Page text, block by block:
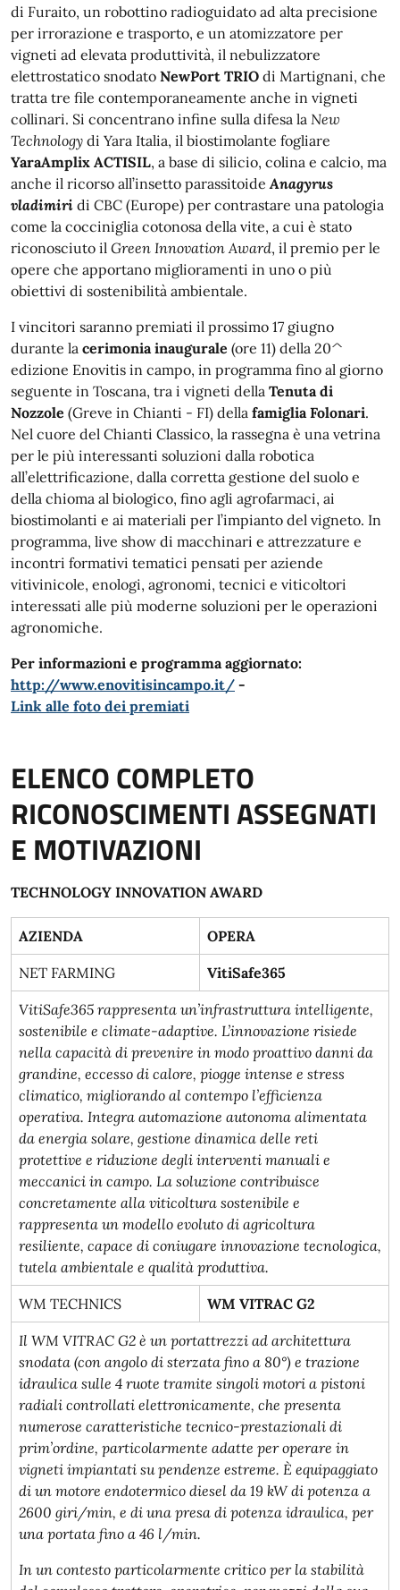
di Furaito, un robottino radioguidato ad alta precisione
per irrorazione e trasporto, e un atomizzatore per
vigneti ad elevata produttività, il nebulizzatore
elettrostatico snodato NewPort TRIO di Martignani, che
tratta tre file contemporaneamente anche in vigneti
collinari. Si concentrano infine sulla difesa la New
Technology di Yara Italia, il biostimolante fogliare
YaraAmplix ACTISIL, a base di silicio, colina e calcio, ma
anche il ricorso all’insetto parassitoideAnagyrus
vladimiri di CBC (Europe) per contrastare una patologia
come la cocciniglia cotonosa della vite, a cui è stato
riconosciuto il Green Innovation Award, il premio per le
opere che apportano miglioramenti in uno o più
obiettivi di sostenibilità ambientale.
I vincitori saranno premiati il prossimo 17 giugno
durante la cerimonia inaugurale (ore 11) della 20^
edizione Enovitis in campo, in programma fino al giorno
seguente in Toscana, tra i vigneti della Tenuta di
Nozzole (Greve in Chianti - FI) della famiglia Folonari.
Nel cuore del Chianti Classico, la rassegna è una vetrina
per le più interessanti soluzioni dalla robotica
all’elettrificazione, dalla corretta gestione del suolo e
della chioma al biologico, fino agli agrofarmaci, ai
biostimolanti e ai materiali per l’impianto del vigneto. In
programma, live show di macchinari e attrezzature e
incontri formativi tematici pensati per aziende
vitivinicole, enologi, agronomi, tecnici e viticoltori
interessati alle più moderne soluzioni per le operazioni
agronomiche.
Per informazioni e programma aggiornato:
http://www.enovitisincampo.it/ -
Link alle foto dei premiati
ELENCO COMPLETO
RICONOSCIMENTI ASSEGNATI
E MOTIVAZIONI
TECHNOLOGY INNOVATION AWARD
AZIENDA OPERA
NET FARMING VitiSafe365
VitiSafe365 rappresenta un’infrastruttura intelligente,
sostenibile e climate-adaptive. L’innovazione risiede
nella capacità di prevenire in modo proattivo danni da
grandine, eccesso di calore, piogge intense e stress
climatico, migliorando al contempo l’efficienza
operativa. Integra automazione autonoma alimentata
da energia solare, gestione dinamica delle reti
protettive e riduzione degli interventi manuali e
meccanici in campo. La soluzione contribuisce
concretamente alla viticoltura sostenibile e
rappresenta un modello evoluto di agricoltura
resiliente, capace di coniugare innovazione tecnologica,
tutela ambientale e qualità produttiva.
WM TECHNICS WM VITRAC G2
Il WM VITRAC G2 è un portattrezzi ad architettura
snodata (con angolo di sterzata fino a 80°) e trazione
idraulica sulle 4 ruote tramite singoli motori a pistoni
radiali controllati elettronicamente, che presenta
numerose caratteristiche tecnico-prestazionali di
prim’ordine, particolarmente adatte per operare in
vigneti impiantati su pendenze estreme. È equipaggiato
di un motore endotermico diesel da 19 kW di potenza a
2600 giri/min, e di una presa di potenza idraulica, per
una portata fino a 46 l/min.
In un contesto particolarmente critico per la stabilità